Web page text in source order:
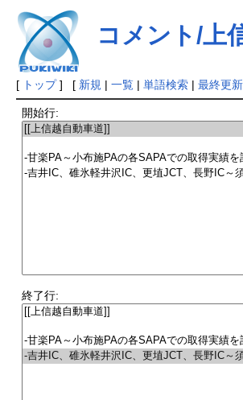
コメント/上
[ トップ] [ 新規 | 一覧| 単語検索| 最終更新
開始行:
終了行: